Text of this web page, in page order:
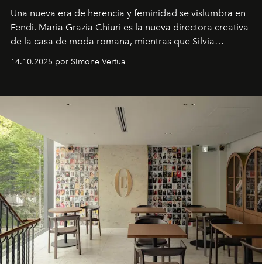
Una nueva era de herencia y feminidad se vislumbra en
Fendi. Maria Grazia Chiuri es la nueva directora creativa
de la casa de moda romana, mientras que Silvia
14.10.2025 por Simone Vertua